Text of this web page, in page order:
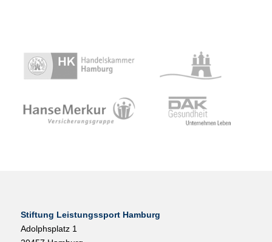
Stiftung Leistungssport Hamburg
Adolphsplatz 1